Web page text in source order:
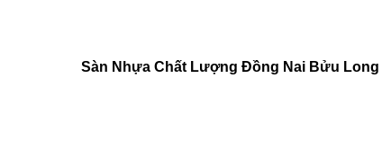
Sàn Nhựa Chất Lượng Đồng Nai Bửu Long